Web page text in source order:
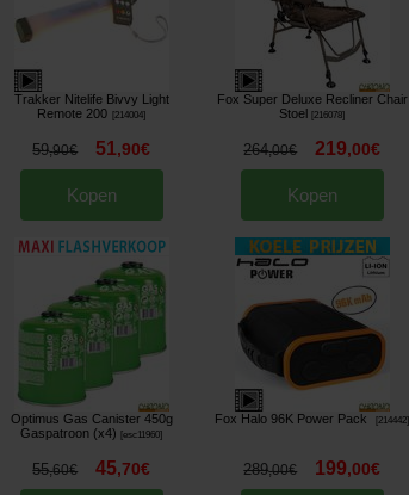
Trakker Nitelife Bivvy Light
Remote 200
214004]
59,90€ 51,90€
Kopen
Fox Super Deluxe Recliner Chair
Stoel [216078]
264,00€ 219,00€
Kopen
Optimus Gas Canister 450g
Gaspatroon (x4)
[esc11960]
55,60€ 45,70€
Fox Halo 96K Power Pack 214442]
289,00€ 199,00€